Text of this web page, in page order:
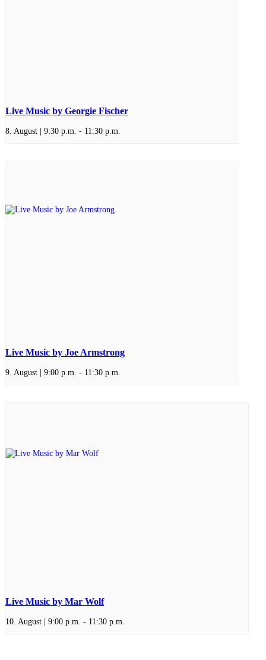
Live Music by Georgie Fischer
8. August | 9:30 p.m. - 11:30 p.m.
Live Music by Joe Armstrong
9. August | 9:00 p.m. - 11:30 p.m.
Live Music by Mar Wolf
10. August | 9:00 p.m. - 11:30 p.m.